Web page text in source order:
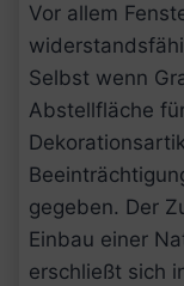
Vor allem
Selbst wenn
Abstellfläche
gegeben. Der
Einbau einer
erschließt sich